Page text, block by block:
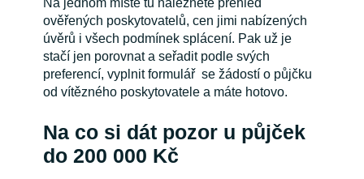
ověřených poskytovatelů, cen jimi nabízených
úvěrů i všech podmínek splácení. Pak už je
stačí jen porovnat a seřadit podle svých
preferencí, vyplnit formulář se žádostí o půjčku
od vítězného poskytovatele a máte hotovo.
Na co si dát pozor u půjček
do 200 000 Kč